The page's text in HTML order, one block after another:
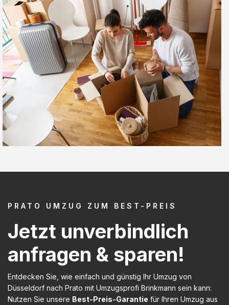
PRATO UMZUG ZUM BEST-PREIS
Jetzt unverbindlich
anfragen & sparen!
Entdecken Sie, wie einfach und günstig Ihr Umzug von
Düsseldorf nach Prato mit Umzugsprofi Brinkmann sein kann:
Nutzen Sie unsere Best-Preis-Garantie für Ihren Umzug aus